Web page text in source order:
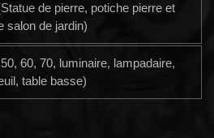
de pierre, potiche pierre et
salon de jardin)
60, 70, luminaire, lampadaire,
table basse)